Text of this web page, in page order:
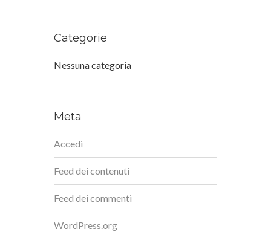
Categorie
Nessuna categoria
Meta
Accedi
Feed dei contenuti
Feed dei commenti
WordPress.org